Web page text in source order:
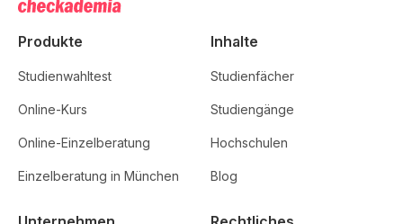
Produkte
Studienwahltest
Online-Kurs
Online-Einzelberatung
Einzelberatung in München
Inhalte
Studienfächer
Studiengänge
Hochschulen
Blog